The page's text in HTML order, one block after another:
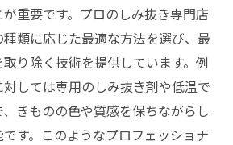
重要です。プロのしみ抜き専門店
類に応じた最適な方法を選び、最
り除く技術を提供しています。例
しては専用のしみ抜き剤や低温で
きものの色や質感を保ちながらし
す。このようなプロフェッショナ